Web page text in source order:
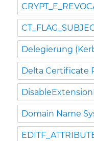
Delegierung
Delta Certificate
Domain Name